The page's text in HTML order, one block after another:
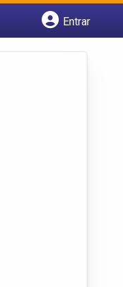
Entrar